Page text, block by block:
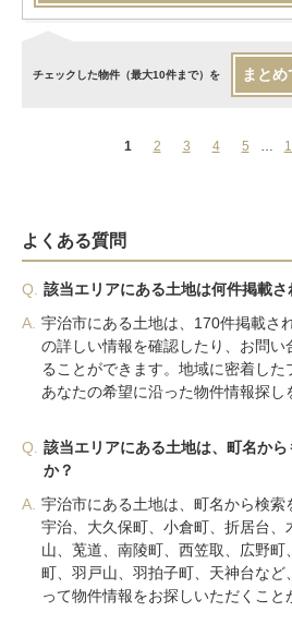
チェックした物件（最大10件まで）を まと
1 2 3 4 5 …
よくある質問
Q.
該当エリアにある土地は何件掲載さ
A. 宇治市にある土地は、170件掲載さ
の詳しい情報を確認したり、お問い
ることができます。地域に密着した
あなたの希望に沿った物件情報探し
Q.
該当エリアにある土地は、町名か
か？
A. 宇治市にある土地は、町名から検索
宇治、大久保町、小倉町、折居台
山、莵道、南陵町、西笠取、広野町
町、羽戸山、羽拍子町、天神台など
って物件情報をお探しいただくこと